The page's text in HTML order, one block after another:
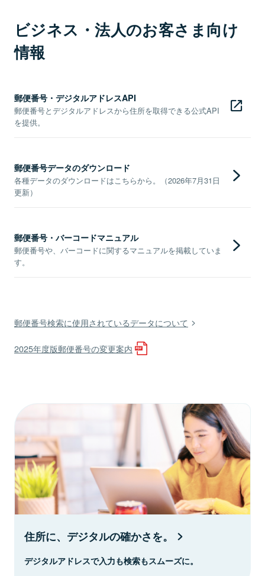
ビジネス・法人のお客さま向け
情報
郵便番号・デジタルアドレスAPI
郵便番号とデジタルアドレスから住所を取得できる公式API
を提供。
郵便番号データのダウンロード
各種データのダウンロードはこちらから。（2026年7月31日
更新）
郵便番号・バーコードマニュアル
郵便番号や、バーコードに関するマニュアルを掲載していま
す。
郵便番号検索に使用されているデータについて
2025年度版郵便番号の変更案内
住所に、デジタルの確かさを。
デジタルアドレスで入力も検索もスムーズに。